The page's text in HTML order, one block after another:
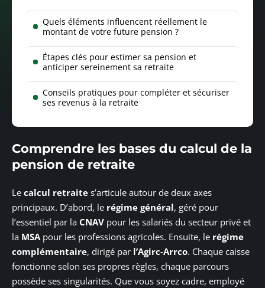
Quels éléments influencent réellement le
montant de votre future pension ?
Étapes clés pour estimer sa pension et
anticiper sereinement sa retraite
Conseils pratiques pour compléter et sécuriser
ses revenus à la retraite
Comprendre les bases du calcul de la
pension de retraite
Le calcul retraite s’articule autour de deux axes
principaux. D’abord, le régime général, géré pour
l’essentiel par la CNAV pour les salariés du secteur privé et
la MSApour les professions agricoles. Ensuite, le régime
complémentaire, dirigé par l’Agirc-Arrco. Chaque caisse
fonctionne selon ses propres règles, chaque parcours
possède ses singularités. Que vous soyez cadre, employé